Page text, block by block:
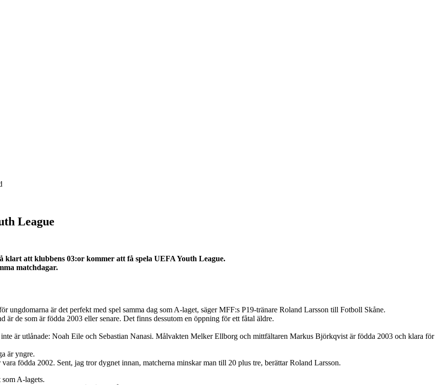
League
att klubbens 03:or kommer att få spela UEFA Youth League.
matchdagar.
ungdomarna är det perfekt med spel samma dag som A-laget, säger MFF:s P19-tränare Roland Larsson till Fotboll Skåne.
är de som är födda 2003 eller senare. Det finns dessutom en öppning för ett fåtal äldre.
är utlånade: Noah Eile och Sebastian Nanasi. Målvakten Melker Ellborg och mittfältaren Markus Björkqvist är födda 2003 och klara för
är yngre.
födda 2002. Sent, jag tror dygnet innan, matcherna minskar man till 20 plus tre, berättar Roland Larsson.
som A-lagets.